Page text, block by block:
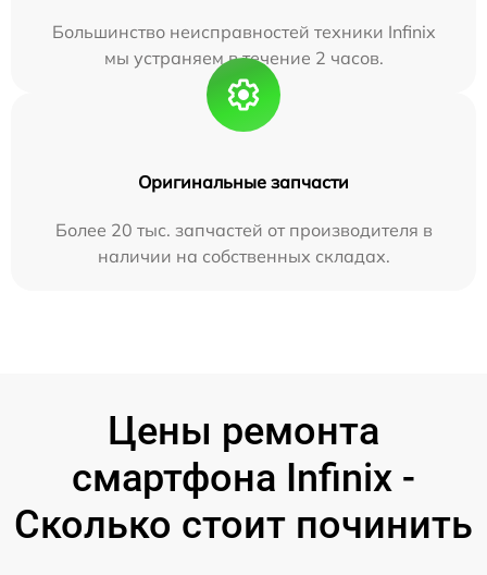
Большинство неисправностей техники Infinix
мы устраняем в течение 2 часов.
Оригинальные запчасти
Более 20 тыс. запчастей от производителя в
наличии на собственных складах.
Цены ремонта
смартфона Infinix -
Сколько стоит починить